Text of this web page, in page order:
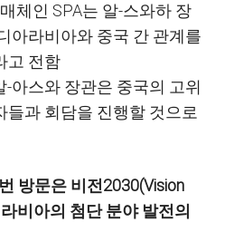
체인 SPA는 알-스와하 장
아라비아와 중국 간 관계를
고 전함
-아스와 장관은 중국의 고위
과 회담을 진행할 것으로
방문은 비전2030(Vision
비아의 첨단 분야 발전의